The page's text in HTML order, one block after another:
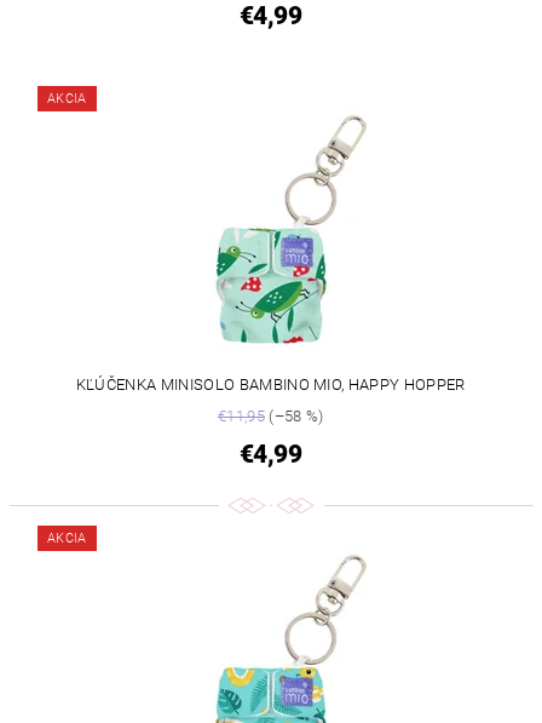
€4,99
AKCIA
KĽÚČENKA MINISOLO BAMBINO MIO, HAPPY HOPPER
€11,95(–58 %)
€4,99
AKCIA